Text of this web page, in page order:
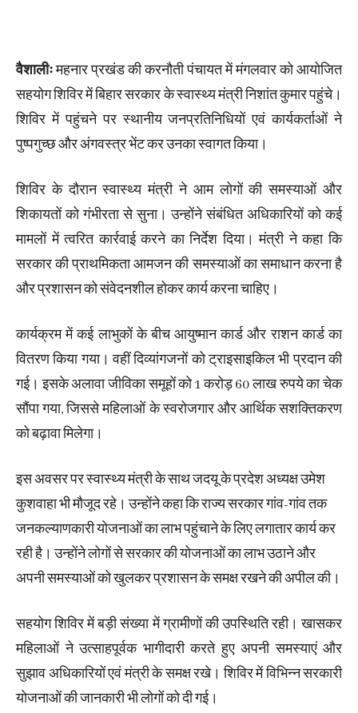
वैशालीःमहनार प्रखंड की करनौती पंचायत में मंगलवार को आयोजित
सहयोग शिविर में बिहार सरकार के स्वास्थ्य मंत्री निशांत कुमार पहुंचे।
शिविर में पहुंचने पर स्थानीय जनप्रतिनिधियों एवं कार्यकर्ताओं ने
पुष्पगुच्छ और अंगवस्त्र भेंट कर उनका स्वागत किया।
शिविर के दौरान स्वास्थ्य मंत्री ने आम लोगों की समस्याओं और
शिकायतों को गंभीरता से सुना। उन्होंने संबंधित अधिकारियों को कई
मामलों में त्वरित कार्रवाई करने का निर्देश दिया। मंत्री ने कहा कि
सरकार की प्राथमिकता आमजन की समस्याओं का समाधान करना है
और प्रशासन को संवेदनशील होकर कार्य करना चाहिए।
कार्यक्रम में कई लाभुकों के बीच आयुष्मान कार्ड और राशन कार्ड का
वितरण किया गया। वहीं दिव्यांगजनों को ट्राइसाइकिल भी प्रदान की
गई। इसके अलावा जीविका समूहों को 1 करोड़ 60 लाख रुपये का चेक
सौंपा गया, जिससे महिलाओं के स्वरोजगार और आर्थिक सशक्तिकरण
को बढ़ावा मिलेगा।
इस अवसर पर स्वास्थ्य मंत्री के साथ जदयू के प्रदेश अध्यक्ष उमेश
कुशवाहा भी मौजूद रहे। उन्होंने कहा कि राज्य सरकार गांव-गांव तक
जनकल्याणकारी योजनाओं का लाभ पहुंचाने के लिए लगातार कार्य कर
रही है। उन्होंने लोगों से सरकार की योजनाओं का लाभ उठाने और
अपनी समस्याओं को खुलकर प्रशासन के समक्ष रखने की अपील की।
सहयोग शिविर में बड़ी संख्या में ग्रामीणों की उपस्थिति रही। खासकर
महिलाओं ने उत्साहपूर्वक भागीदारी करते हुए अपनी समस्याएं और
सुझाव अधिकारियों एवं मंत्री के समक्ष रखे। शिविर में विभिन्न सरकारी
योजनाओं की जानकारी भी लोगों को दी गई।